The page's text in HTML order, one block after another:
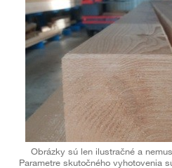
Obrázky sú len ilustračné a
Parametre skutočného vyhotovenia